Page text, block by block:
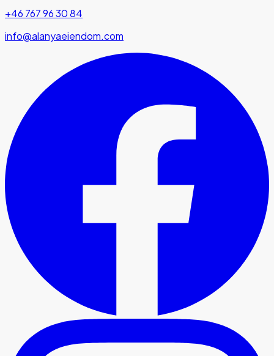
+46 767 96 30 84
info@alanyaeiendom.com